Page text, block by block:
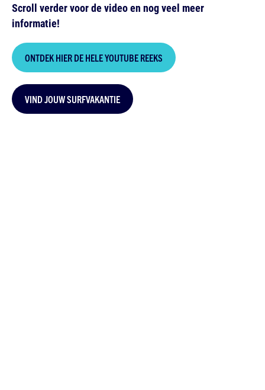
Scroll verder voor de video en nog veel meer
informatie!
ONTDEK HIER DE HELE YOUTUBE REEKS
VIND JOUW SURFVAKANTIE